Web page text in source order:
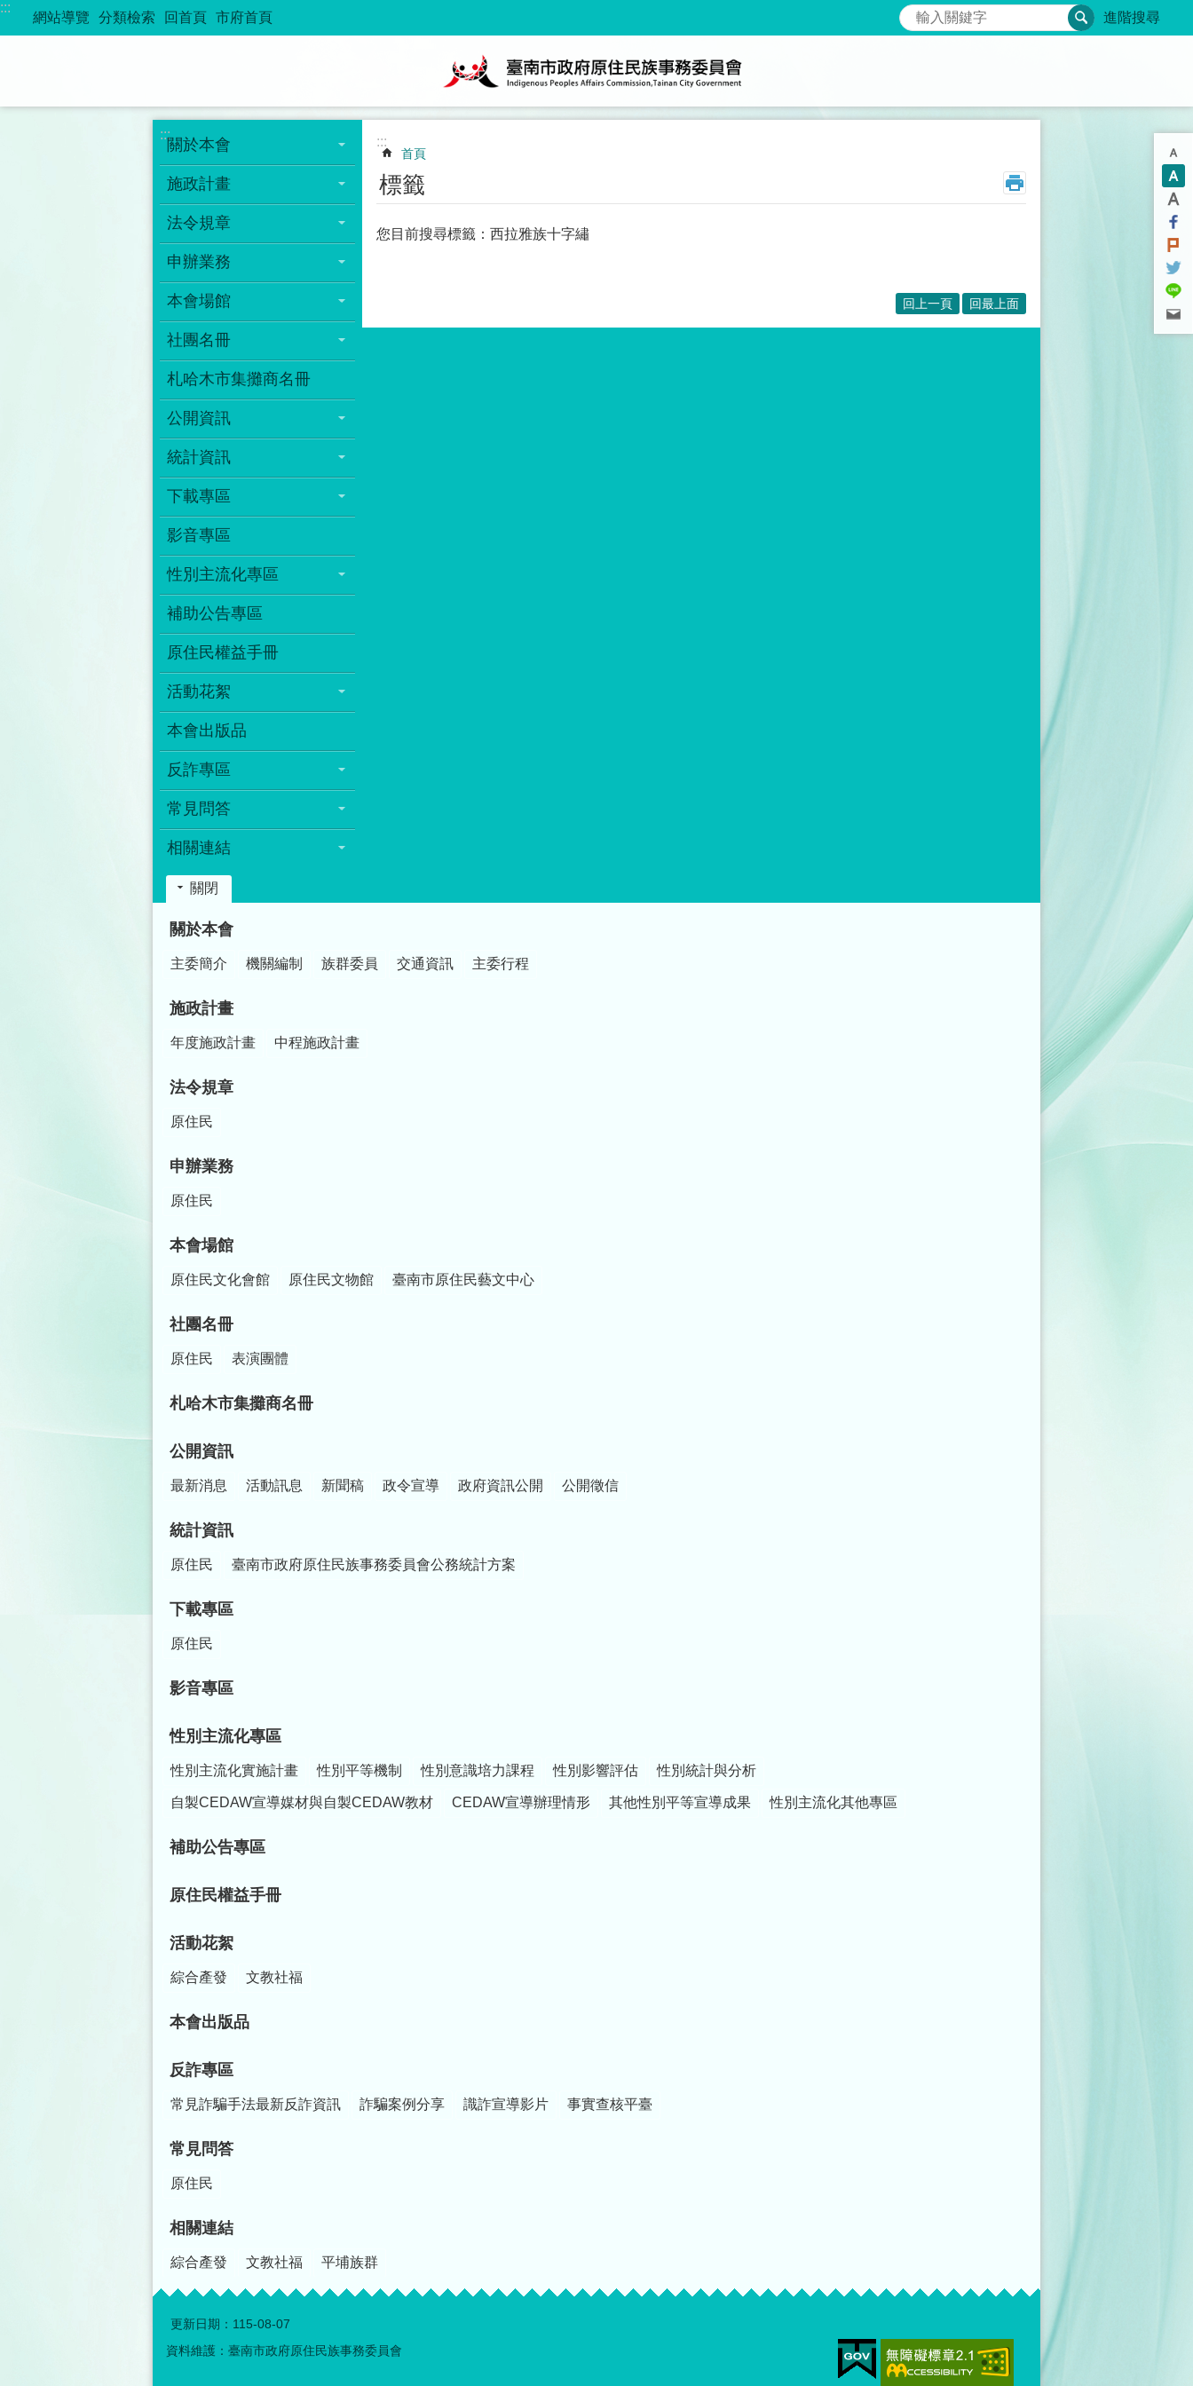
跳到主要內容區塊
:::
網站導覽 分類檢索 回首頁 市府首頁 搜尋 進階搜尋
:::
關於本會
施政計畫
法令規章
申辦業務
本會場館
社團名冊
札哈木市集攤商名冊
公開資訊
統計資訊
下載專區
影音專區
性別主流化專區
補助公告專區
原住民權益手冊
活動花絮
本會出版品
反詐專區
常見問答
相關連結
:::
首頁
標籤
您目前搜尋標籤：西拉雅族十字繡
回上一頁 回最上面
關閉
關於本會
主委簡介 機關編制 族群委員 交通資訊 主委行程
施政計畫
年度施政計畫 中程施政計畫
法令規章
原住民
申辦業務
原住民
本會場館
原住民文化會館 原住民文物館 臺南市原住民藝文中心
社團名冊
原住民 表演團體
札哈木市集攤商名冊
公開資訊
最新消息 活動訊息 新聞稿 政令宣導 政府資訊公開 公開徵信
統計資訊
原住民 臺南市政府原住民族事務委員會公務統計方案
下載專區
原住民
影音專區
性別主流化專區
性別主流化實施計畫 性別平等機制 性別意識培力課程 性別影響評估 性別統計與分析
自製CEDAW宣導媒材與自製CEDAW教材 CEDAW宣導辦理情形 其他性別平等宣導成果 性別主流化其他專區
補助公告專區
原住民權益手冊
活動花絮
綜合產發 文教社福
本會出版品
反詐專區
常見詐騙手法最新反詐資訊 詐騙案例分享 識詐宣導影片 事實查核平臺
常見問答
原住民
相關連結
綜合產發 文教社福 平埔族群
更新日期： 115-08-07
資料維護：臺南市政府原住民族事務委員會